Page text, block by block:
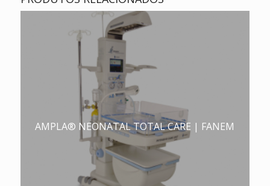
AMPLA® NEONATAL TOTAL CARE | FANEM